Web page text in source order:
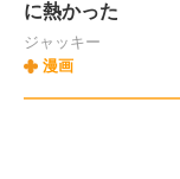
に熱かった
ジャッキー
漫画